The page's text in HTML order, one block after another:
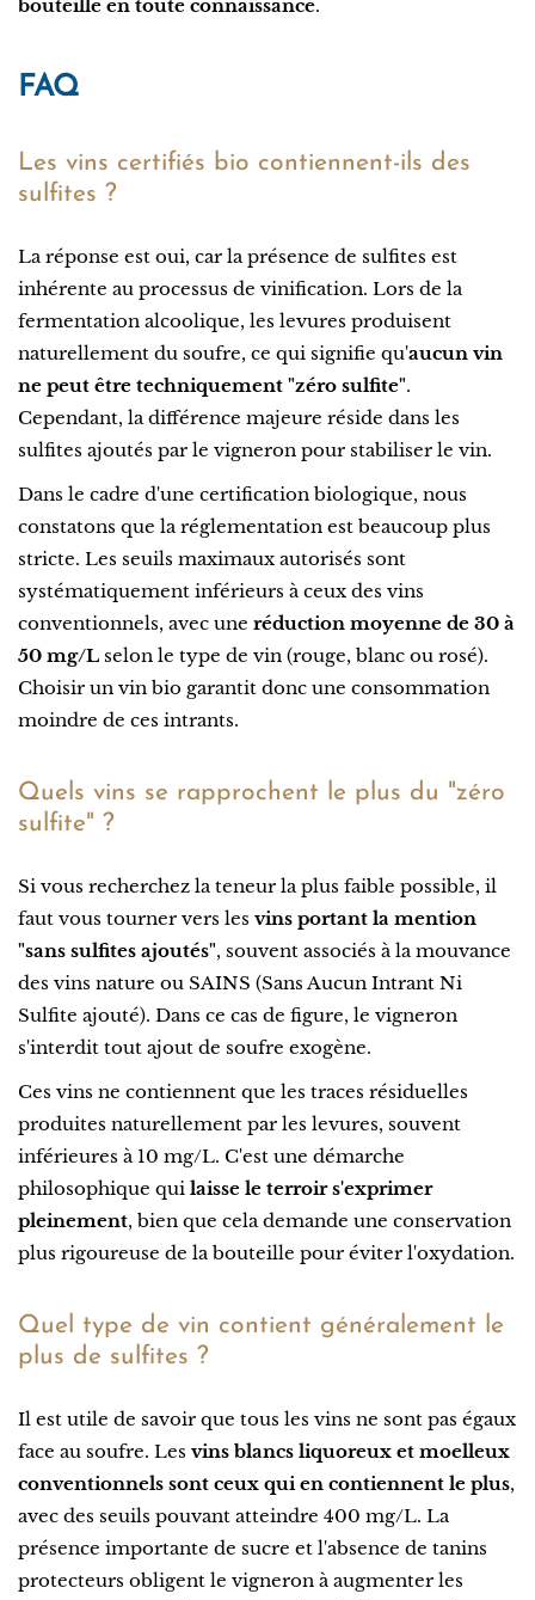
bouteille en toute connaissance.
FAQ
Les vins certifiés bio contiennent-ils des
sulfites ?
La réponse est oui, car la présence de sulfites est
inhérente au processus de vinification. Lors de la
fermentation alcoolique, les levures produisent
naturellement du soufre, ce qui signifie qu'aucun vin
ne peut être techniquement "zéro sulfite".
Cependant, la différence majeure réside dans les
sulfites ajoutés par le vigneron pour stabiliser le vin.
Dans le cadre d'une certification biologique, nous
constatons que la réglementation est beaucoup plus
stricte. Les seuils maximaux autorisés sont
systématiquement inférieurs à ceux des vins
conventionnels, avec une réduction moyenne de 30 à
50 mg/L selon le type de vin (rouge, blanc ou rosé).
Choisir un vin bio garantit donc une consommation
moindre de ces intrants.
Quels vins se rapprochent le plus du "zéro
sulfite" ?
Si vous recherchez la teneur la plus faible possible, il
faut vous tourner vers les vins portant la mention
"sans sulfites ajoutés", souvent associés à la mouvance
des vins nature ou SAINS (Sans Aucun Intrant Ni
Sulfite ajouté). Dans ce cas de figure, le vigneron
s'interdit tout ajout de soufre exogène.
Ces vins ne contiennent que les traces résiduelles
produites naturellement par les levures, souvent
inférieures à 10 mg/L. C'est une démarche
philosophique qui laisse le terroir s'exprimer
pleinement, bien que cela demande une conservation
plus rigoureuse de la bouteille pour éviter l'oxydation.
Quel type de vin contient généralement le
plus de sulfites ?
Il est utile de savoir que tous les vins ne sont pas égaux
face au soufre. Les vins blancs liquoreux et moelleux
conventionnels sont ceux qui en contiennent le plus,
avec des seuils pouvant atteindre 400 mg/L. La
présence importante de sucre et l'absence de tanins
protecteurs obligent le vigneron à augmenter les